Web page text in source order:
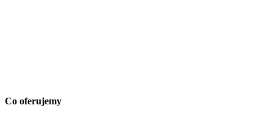
Co oferujemy